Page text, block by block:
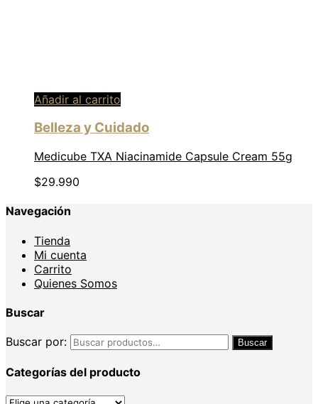
Añadir al carrito
Belleza y Cuidado
Medicube TXA Niacinamide Capsule Cream 55g
$29.990
Navegación
Tienda
Mi cuenta
Carrito
Quienes Somos
Buscar
Buscar por: Buscar
Categorías del producto